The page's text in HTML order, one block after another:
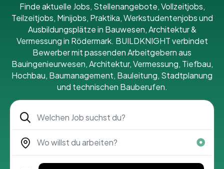
Finde aktuelle Jobs, Stellenangebote, Vollzeitjobs,
Teilzeitjobs, Minijobs, Praktika, Werkstudentenjobs und
Ausbildungsplätze in Bauwesen, Architektur &
Vermessung in Rödermark. BUILDKNIGHT verbindet
Bewerber mit passenden Arbeitgebern aus
Bauingenieurwesen, Architektur, Vermessung, Tiefbau,
Hochbau, Baumanagement, Bauleitung, Stadtplanung
und technischen Bauberufen.